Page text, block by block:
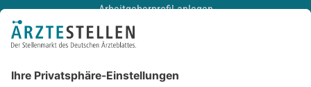
Arbeitgeberprofil anlegen
Recruiting-Podcast